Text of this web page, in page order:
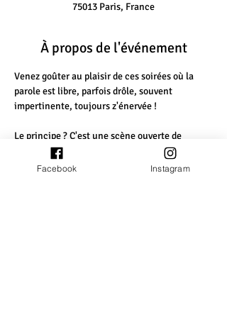
75013 Paris, France
À propos de l'événement
Venez goûter au plaisir de ces soirées où la
parole est libre, parfois drôle, souvent
impertinente, toujours z'énervée !
Le principe ? C'est une scène ouverte de
goguettes. C'est quoi une goguette ? C'est une
parodie de chanson connue pour parler de
Facebook Instagram